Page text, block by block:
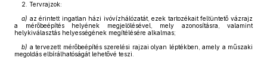
2. Tervrajzok:
a) az érintett ingatlan házi ivóvízhálózatát, ezek tartozékait feltüntető vázrajz
a mérőbeépítés helyének megjelölésével, mely azonosításra, valamint
helykiválasztás helyességének megítélésére alkalmas;
b) a tervezett mérőbeépítés szerelési rajzai olyan léptékben, amely a műszaki
megoldás elbírálhatóságát lehetővé teszi.